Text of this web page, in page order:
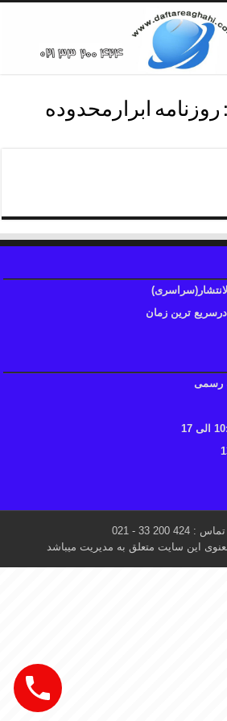
روزنامه ابرارمحدوده
ترین زمان
رسمی
200 33 - 021
این سایت متعلق به مدیریت میباشد